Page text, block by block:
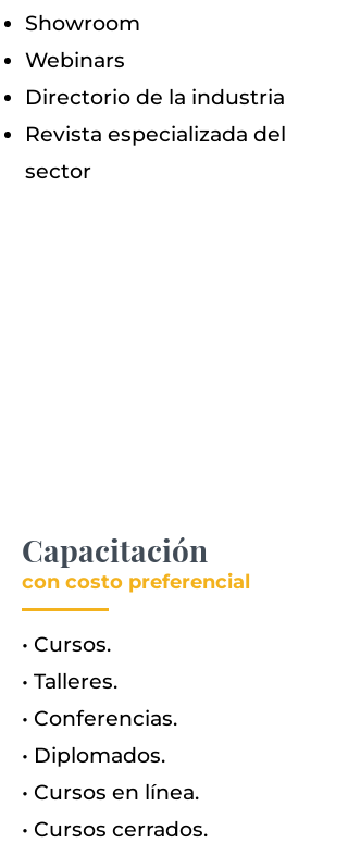
Showroom
Webinars
Directorio de la industria
Revista especializada del
sector
Capacitación
con costo preferencial
• Cursos.
• Talleres.
• Conferencias.
• Diplomados.
• Cursos en línea.
• Cursos cerrados.